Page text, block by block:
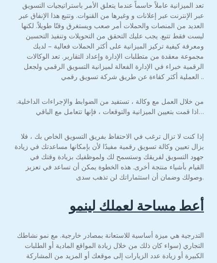
تعد الميزانية عاملاً حاسماً عندما يتعلق الأمر باستراتيجيات التسويق
عبر الإنترنت عبر إعلانات و وغيرها من القنوات. وتتبع هذا الإنفاق عبر
العديد من المنصات والحملات أمر صعب ويستغرق وقتًا طويلاً. لكنها
ليست فقط تتبع. يجب عليك التحقق من التحويلات وتنفيذ التحسين
ومعرفة كيفية تركيز الميزانية على أكثر الحملات فعالية – لديك
مجموعة معقدة من متطلبات الإدارة وإعداد التقارير. تعد الوكالات
الرقمية خبراء في الإدارة الفعالة لميزانية التسويق الرقمي ولجعل
العملية أكثر كفاءة عن طريق شركة تسويق رقمي ..
من خلال العمل مع وكالة ، تستفيد من الضوابط والإجراءات الداخلية.
اذا قمت بتعيين الميزانية والتوقعات ، فإنها تتعامل مع الباقي…
إذا كنت لا تزال ترغب في الاحتفاظ بفريق التسويق الخاص بك ، فلا
يزال تعيين وكالة تسويق رقمية مفيدًا لأن بإمكانها مساعدتك في زيادة
جهود التسويق لفريقك وستسمح لك ولموظفيك بزيادة وقتك في
القيام بأشياء منتجة أخرى. هذه الخطوة يمكن أن تساعد في تعزيز
وصولك وضمان أن استثماراتك لن تذهب سدى.
أعط مساحة لعملك لينمو
التدرجية هي ميزة أساسية للاستعانة بمصادر خارجية. مع نمو نشاطك
التجاري (سواء كان ذلك من خلال زيادة المواقع المادية أو الطلبات
الكبيرة أو زيادة عدد الزيارات إلى موقعك أو المزيد من المشاركة